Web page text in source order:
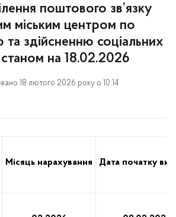
поштового зв’язку
міським центром по
здійсненню соціальних
на 18.02.2026
18 лютого 2026 року о 10:14
Місяць нарахування Дата початку